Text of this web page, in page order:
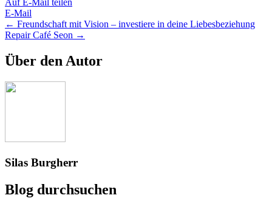
Auf E-Mail teilen
E-Mail
Posts
navigation
← Freundschaft mit Vision – investiere in deine Liebesbeziehung
Repair Café Seon →
Über den Autor
Silas Burgherr
Blog durchsuchen